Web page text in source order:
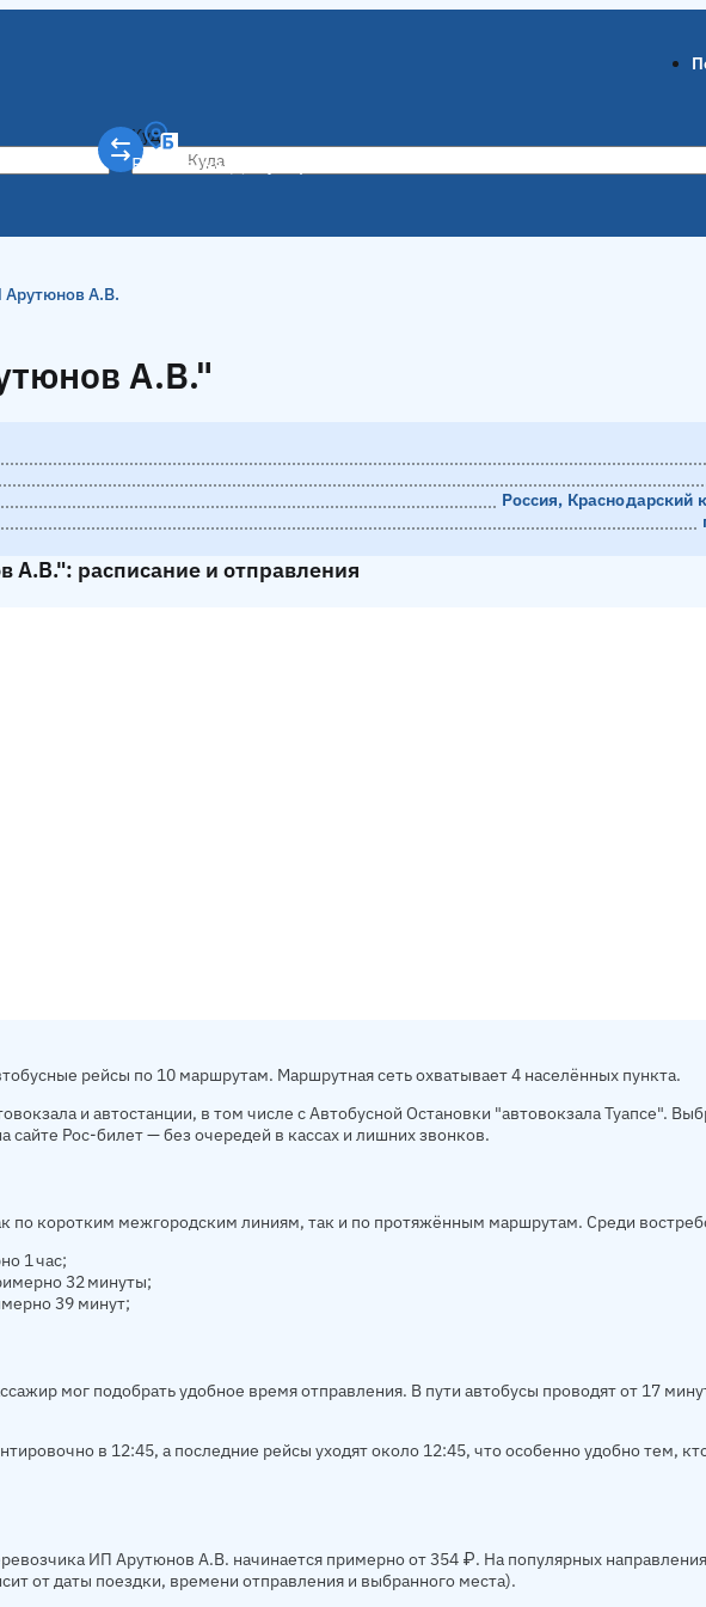
Куда
Ростов-на-Дону
Арутюнов А.В.А.В."
А.В."
Россия, Краснодарский
расписание и отправления
рейсы по 10 маршрутам. Маршрутная сеть охватывает 4 населённых пункта.
и автостанции, в том числе с Автобусной Остановки "автовокзала Туапсе".
Рос-билет — без очередей в кассах и лишних звонков.
по коротким межгородским линиям, так и по протяжённым маршрутам. Среди
1 час;
32 минуты;
39 минут;
мог подобрать удобное время отправления. В пути автобусы проводят от 17
в 12:45, а последние рейсы уходят около 12:45, что особенно удобно тем,
ИП Арутюнов А.В. начинается примерно от 354 ₽. На популярных
от даты поездки, времени отправления и выбранного места).